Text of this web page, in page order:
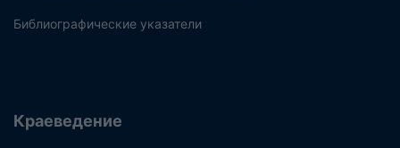
Библиографические указатели
Краеведение